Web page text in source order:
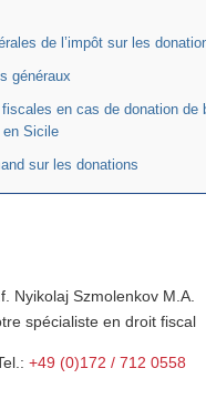
de l’impôt sur les
généraux
en cas de donation de
Sicile
sur les donations
Nyikolaj Szmolenkov M.A.
spécialiste en droit fiscal
+49 (0)172 / 712 0558